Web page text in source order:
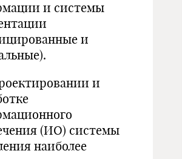
и системы
и
и
(ИО) системы
наиболее